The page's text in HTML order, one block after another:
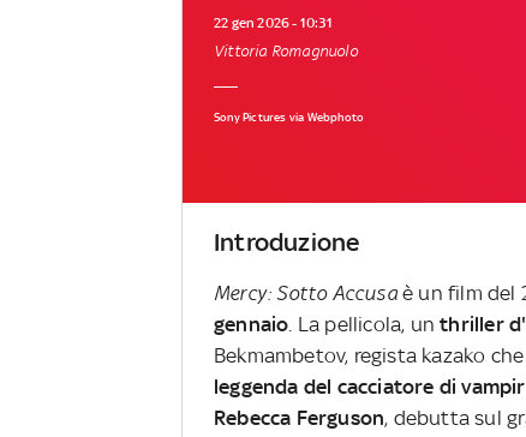
22 gen 2026 - 10:31
Vittoria Romagnuolo
Sony Pictures via Webphoto
Introduzione
Mercy: Sotto Accusaè un film del
gennaio . La pellicola, un thriller
Bekmambetov, regista kazako
leggenda del cacciatore di
Rebecca Ferguson, debutta sul